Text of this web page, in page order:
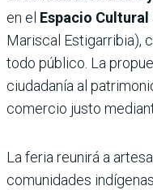
en el Espacio
Mariscal Estigarribia),
todo público. La
ciudadanía al
comercio justo
La feria reunirá a
comunidades